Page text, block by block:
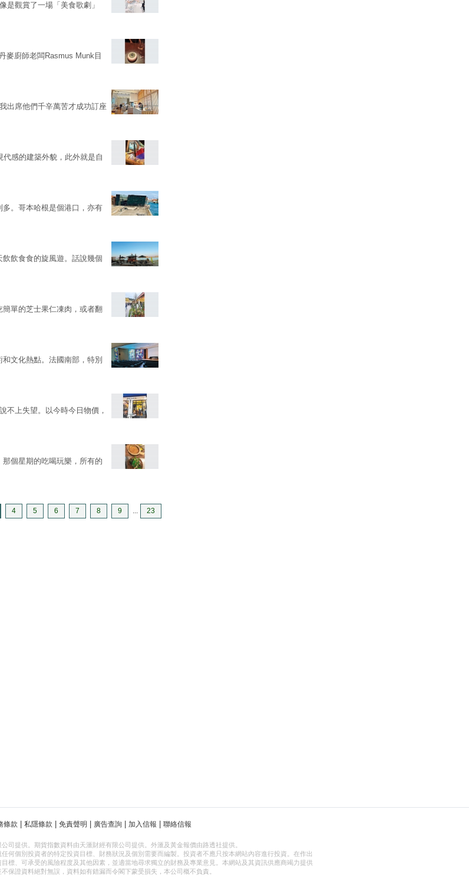
是觀賞了一場「美食歌劇」
麥廚師老闆Rasmus Munk目
出席他們千辛萬苦才成功訂座
感的建築外貌，此外就是自
。哥本哈根是個港口，亦有
飲食食的旋風遊。話說幾個
單的芝士果仁凍肉，或者翻
文化熱點。法國南部，特別
不上失望。以今時今日物價，
個星期的吃喝玩樂，所有的
4 5 6 7 8 9 ... 23
條款 私隱條款 免責聲明 廣告查詢 加入信報 聯絡信報
司提供。期貨指數資料由天滙財經有限公司提供。外滙及黃金報價由路透社提供。
何個別投資者的特定投資目標、財務狀況及個別需要而編製。投資者不應只按本網站內容進行投資。在作出
標、可承受的風險程度及其他因素，並適當地尋求獨立的財務及專業意見。本網站及其資訊供應商竭力提供
保證資料絕對無誤，資料如有錯漏而令閣下蒙受損失，本公司概不負責。